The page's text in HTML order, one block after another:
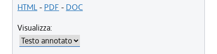
HTML- PDF - DOC
Visualizza: